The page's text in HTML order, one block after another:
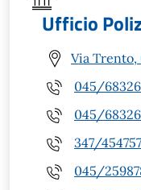
Ufficio
Via Trento,
045/
045/
347/
045/